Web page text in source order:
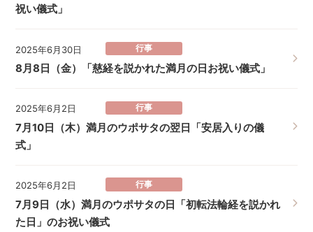
祝い儀式」
2025年6月30日 行事
8月8日（金）「慈経を説かれた満月の日お祝い儀式」
2025年6月2日 行事
7月10日（木）満月のウポサタの翌日「安居入りの儀
式」
2025年6月2日 行事
7月9日（水）満月のウポサタの日「初転法輪経を説かれ
た日」のお祝い儀式